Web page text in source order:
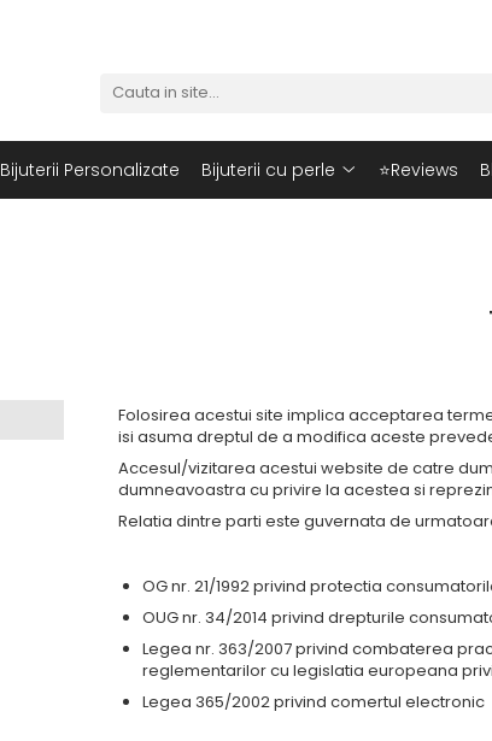
Bijuterii Personalizate Bijuterii cu perle ⭐Reviews
Folosirea acestui site implica acceptarea
isi asuma dreptul de a modifica aceste
Accesul/vizitarea acestui website de catre
dumneavoastra cu privire la acestea si
Relatia dintre parti este guvernata de
OG nr. 21/1992 privind protectia
OUG nr. 34/2014 privind drepturile
Legea nr. 363/2007 privind combaterea
reglementarilor cu legislatia europeana
Legea 365/2002 privind comertul electronic